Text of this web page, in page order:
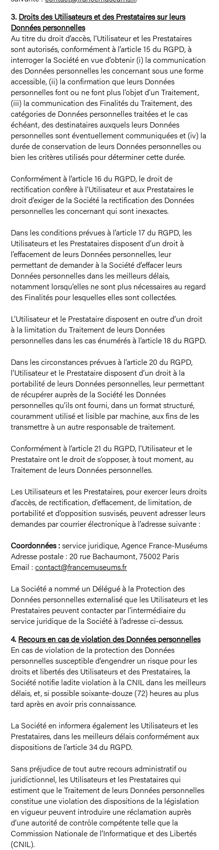
3. Droits des Utilisateurs et des Prestataires sur leurs
Données personnelles
Au titre du droit d’accès, l’Utilisateur et les Prestataires
sont autorisés, conformément à l’article 15 du RGPD, à
interroger la Société en vue d’obtenir (i) la communication
des Données personnelles les concernant sous une forme
accessible, (ii) la confirmation que leurs Données
personnelles font ou ne font plus l’objet d’un Traitement,
(iii) la communication des Finalités du Traitement, des
catégories de Données personnelles traitées et le cas
échéant, des destinataires auxquels leurs Données
personnelles sont éventuellement communiquées et (iv) la
durée de conservation de leurs Données personnelles ou
bien les critères utilisés pour déterminer cette durée.
Conformément à l’article 16 du RGPD, le droit de
rectification confère à l’Utilisateur et aux Prestataires le
droit d’exiger de la Société la rectification des Données
personnelles les concernant qui sont inexactes.
Dans les conditions prévues à l’article 17 du RGPD, les
Utilisateurs et les Prestataires disposent d’un droit à
l’effacement de leurs Données personnelles, leur
permettant de demander à la Société d’effacer leurs
Données personnelles dans les meilleurs délais,
notamment lorsqu’elles ne sont plus nécessaires au regard
des Finalités pour lesquelles elles sont collectées.
L’Utilisateur et le Prestataire disposent en outre d’un droit
à la limitation du Traitement de leurs Données
personnelles dans les cas énumérés à l’article 18 du RGPD.
Dans les circonstances prévues à l’article 20 du RGPD,
l’Utilisateur et le Prestataire disposent d’un droit à la
portabilité de leurs Données personnelles, leur permettant
de récupérer auprès de la Société les Données
personnelles qu’ils ont fourni, dans un format structuré,
couramment utilisé et lisible par machine, aux fins de les
transmettre à un autre responsable de traitement.
Conformément à l’article 21 du RGPD, l’Utilisateur et le
Prestataire ont le droit de s’opposer, à tout moment, au
Traitement de leurs Données personnelles.
Les Utilisateurs et les Prestataires, pour exercer leurs droits
d’accès, de rectification, d’effacement, de limitation, de
portabilité et d’opposition susvisés, peuvent adresser leurs
demandes par courrier électronique à l’adresse suivante :
Coordonnées : service juridique, Agence France-Muséums
Adresse postale : 20 rue Bachaumont, 75002 Paris
Email :contact@francemuseums.fr
La Société a nommé un Délégué à la Protection des
Données personnelles externalisé que les Utilisateurs et les
Prestataires peuvent contacter par l’intermédiaire du
service juridique de la Société à l’adresse ci-dessus.
4. Recours en cas de violation des Données personnelles
En cas de violation de la protection des Données
personnelles susceptible d’engendrer un risque pour les
droits et libertés des Utilisateurs et des Prestataires, la
Société notifie ladite violation à la CNIL dans les meilleurs
délais, et, si possible soixante-douze (72) heures au plus
tard après en avoir pris connaissance.
La Société en informera également les Utilisateurs et les
Prestataires, dans les meilleurs délais conformément aux
dispositions de l’article 34 du RGPD.
Sans préjudice de tout autre recours administratif ou
juridictionnel, les Utilisateurs et les Prestataires qui
estiment que le Traitement de leurs Données personnelles
constitue une violation des dispositions de la législation
en vigueur peuvent introduire une réclamation auprès
d’une autorité de contrôle compétente telle que la
Commission Nationale de l’Informatique et des Libertés
(CNIL).